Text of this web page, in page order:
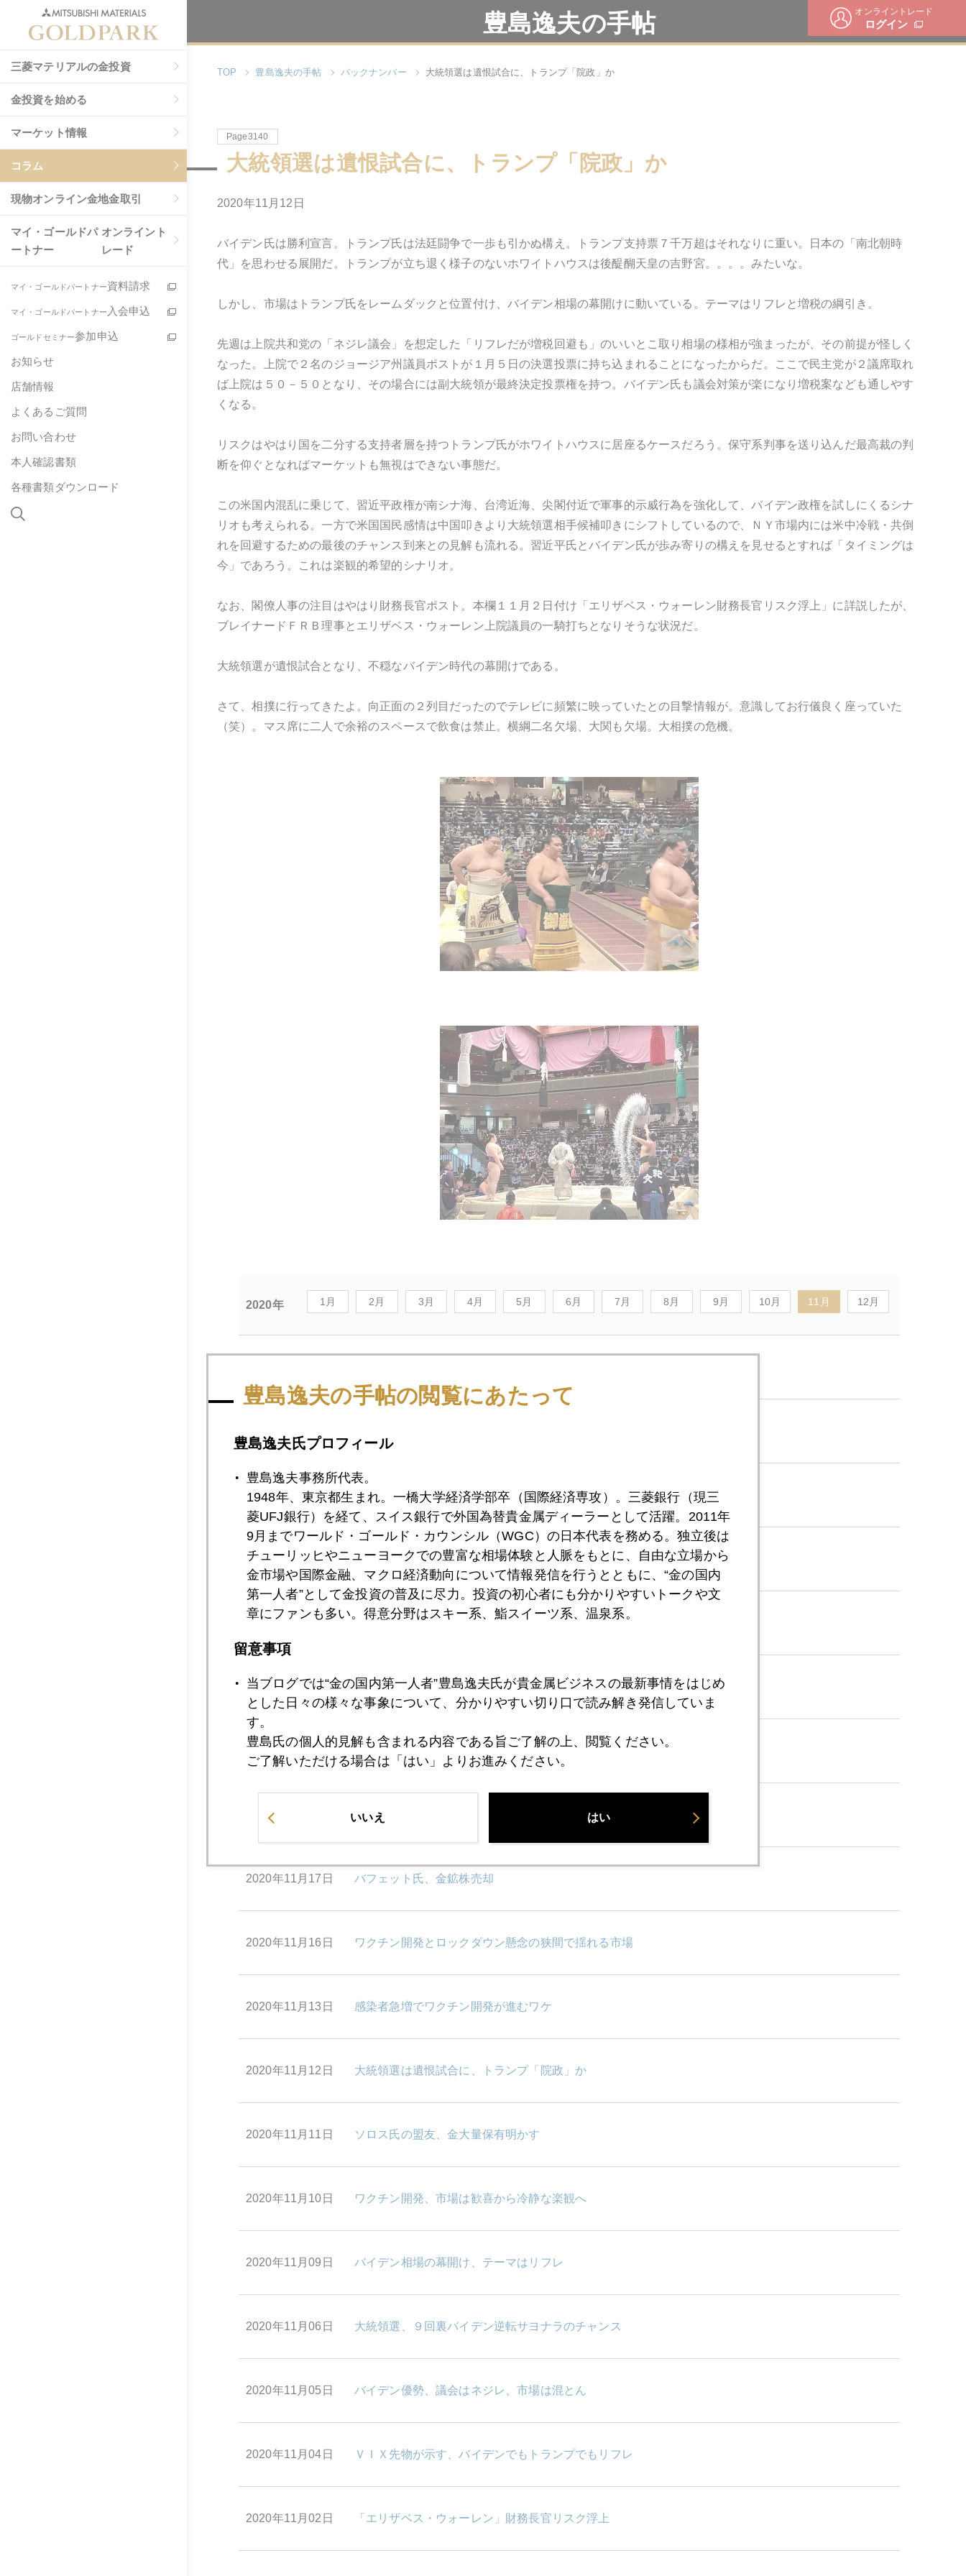
オンライントレード
ログイン
三菱マテリアルの金投資
金投資を始める
マーケット情報
コラム
現物オンライン金地金取引
マイ・ゴールドパ
ートナー
オンライント
レード
マイ・ゴールドパートナー資料請求
マイ・ゴールドパートナー 入会申込
ゴールドセミナー参加申込
お知らせ
店舗情報
よくあるご質問
お問い合わせ
本人確認書類
各種書類ダウンロード
豊島逸夫の手帖
TOP 豊島逸夫の手帖 バックナンバー 大統領選は遺恨試合に、トランプ「院政」か
Page3140
大統領選は遺恨試合に、トランプ「院政」か
2020年11月12日
バイデン氏は勝利宣言。トランプ氏は法廷闘争で一歩も引かぬ構え。トランプ支持票７千万超はそれなりに重い。日本の「南北朝時
代」を思わせる展開だ。トランプが立ち退く様子のないホワイトハウスは後醍醐天皇の吉野宮。。。。みたいな。
しかし、市場はトランプ氏をレームダックと位置付け、バイデン相場の幕開けに動いている。テーマはリフレと増税の綱引き。
先週は上院共和党の「ネジレ議会」を想定した「リフレだが増税回避も」のいいとこ取り相場の様相が強まったが、その前提が怪しく
なった。上院で２名のジョージア州議員ポストが１月５日の決選投票に持ち込まれることになったからだ。ここで民主党が２議席取れ
ば上院は５０－５０となり、その場合には副大統領が最終決定投票権を持つ。バイデン氏も議会対策が楽になり増税案なども通しやす
くなる。
リスクはやはり国を二分する支持者層を持つトランプ氏がホワイトハウスに居座るケースだろう。保守系判事を送り込んだ最高裁の判
断を仰ぐとなればマーケットも無視はできない事態だ。
この米国内混乱に乗じて、習近平政権が南シナ海、台湾近海、尖閣付近で軍事的示威行為を強化して、バイデン政権を試しにくるシナ
リオも考えられる。一方で米国国民感情は中国叩きより大統領選相手候補叩きにシフトしているので、ＮＹ市場内には米中冷戦・共倒
れを回避するための最後のチャンス到来との見解も流れる。習近平氏とバイデン氏が歩み寄りの構えを見せるとすれば「タイミングは
今」であろう。これは楽観的希望的シナリオ。
なお、閣僚人事の注目はやはり財務長官ポスト。本欄１１月２日付け「エリザベス・ウォーレン財務長官リスク浮上」に詳説したが、
ブレイナードＦＲＢ理事とエリザベス・ウォーレン上院議員の一騎打ちとなりそうな状況だ。
大統領選が遺恨試合となり、不穏なバイデン時代の幕開けである。
さて、相撲に行ってきたよ。向正面の２列目だったのでテレビに頻繁に映っていたとの目撃情報が。意識してお行儀良く座っていた
（笑）。マス席に二人で余裕のスペースで飲食は禁止。横綱二名欠場、大関も欠場。大相撲の危機。
2020年 1月 2月 3月 4月 5月 6月 7月 8月 9月 10月 11月 12月
2020年11月26日 ダウ３００００突破、実体経済から遊離
2020年11月25日 イエレン氏、国債購入側から発行元へ、増税が難関
2020年11月24日 コロナ禍には良いニュース連発、金には逆風
2020年11月20日 金のリサイクル増加
2020年11月19日 どうなるワクチン相場
2020年11月18日 トランプ派、金本位制論者のＦＲＢ理事候補
2020年11月17日 バフェット氏、金鉱株売却
2020年11月16日 ワクチン開発とロックダウン懸念の狭間で揺れる市場
2020年11月13日 感染者急増でワクチン開発が進むワケ
2020年11月12日 大統領選は遺恨試合に、トランプ「院政」か
2020年11月11日 ソロス氏の盟友、金大量保有明かす
2020年11月10日 ワクチン開発、市場は歓喜から冷静な楽観へ
2020年11月09日 バイデン相場の幕開け、テーマはリフレ
2020年11月06日 大統領選、９回裏バイデン逆転サヨナラのチャンス
2020年11月05日 バイデン優勢、議会はネジレ、市場は混とん
2020年11月04日 ＶＩＸ先物が示す、バイデンでもトランプでもリフレ
2020年11月02日 「エリザベス・ウォーレン」財務長官リスク浮上
豊島逸夫の手帖の閲覧にあたって
豊島逸夫氏プロフィール
豊島逸夫事務所代表。
1948年、東京都生まれ。一橋大学経済学部卒（国際経済専攻）。三菱銀行（現三
菱UFJ銀行）を経て、スイス銀行で外国為替貴金属ディーラーとして活躍。2011年
9月までワールド・ゴールド・カウンシル（WGC）の日本代表を務める。独立後は
チューリッヒやニューヨークでの豊富な相場体験と人脈をもとに、自由な立場から
金市場や国際金融、マクロ経済動向について情報発信を行うとともに、“金の国内
第一人者”として金投資の普及に尽力。投資の初心者にも分かりやすいトークや文
章にファンも多い。得意分野はスキー系、鮨スイーツ系、温泉系。
留意事項
当ブログでは“金の国内第一人者”豊島逸夫氏が貴金属ビジネスの最新事情をはじめ
とした日々の様々な事象について、分かりやすい切り口で読み解き発信していま
す。
豊島氏の個人的見解も含まれる内容である旨ご了解の上、閲覧ください。
ご了解いただける場合は「はい」よりお進みください。
いいえ はい